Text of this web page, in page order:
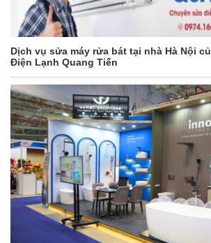
Dịch vụ sửa máy rửa bát tại nhà Hà Nội
Điện Lạnh Quang Tiến